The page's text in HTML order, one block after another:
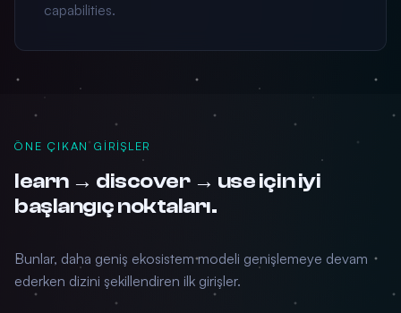
capabilities.
ÖNE ÇIKAN GIRIŞLER
learn → discover → use için iyi
başlangıç noktaları.
Bunlar, daha geniş ekosistem modeli genişlemeye devam
ederken dizini şekillendiren ilk girişler.